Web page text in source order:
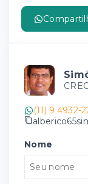
(11) 9 4932-
Nome